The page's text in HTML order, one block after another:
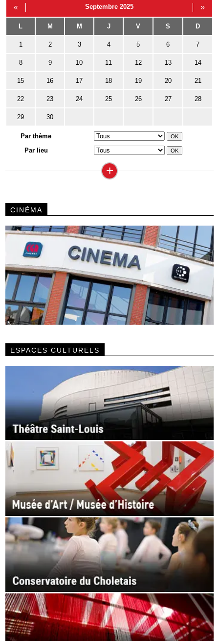
« Septembre 2025 »
L M M J V S D
1 2 3 4 5 6 7
8 9 10 11 12 13 14
15 16 17 18 19 20 21
22 23 24 25 26 27 28
29 30
Par thème
Par lieu
+
CINÉMA
ESPACES CULTURELS